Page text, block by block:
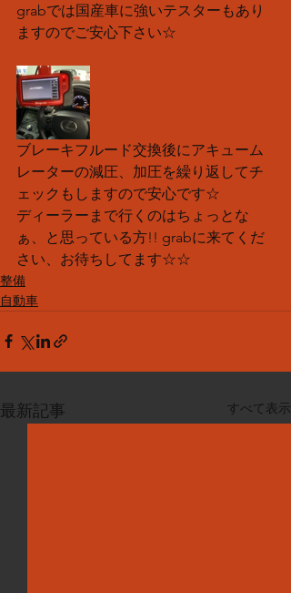
grabでは国産車に強いテスターもあり
ますのでご安心下さい☆
ブレーキフルード交換後にアキューム
レーターの減圧、加圧を繰り返してチ
ェックもしますので安心です☆
ディーラーまで行くのはちょっとな
ぁ、と思っている方!! grabに来てくだ
さい、お待ちしてます☆☆
整備
自動車
最新記事 すべて表示